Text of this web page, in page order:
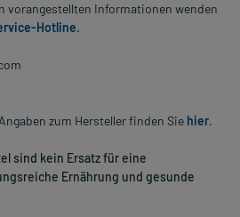
vorangestellten Informationen wenden
Hotline.
zum Hersteller finden Sie hier.
sind kein Ersatz für eine
Ernährung und gesunde